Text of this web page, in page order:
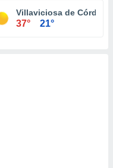
Villaviciosa de Córdoba
37° 21°